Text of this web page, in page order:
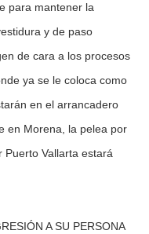
para mantener la
y de paso
de cara a los procesos
ya se le coloca como
en el arrancadero
en Morena, la pelea por
Puerto Vallarta estará
A SU PERSONA